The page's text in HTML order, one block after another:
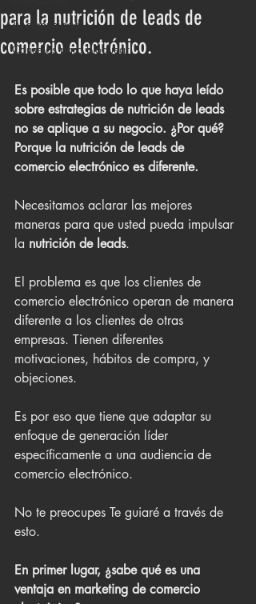
Tu comunidad
Consejos para bloguear
para la nutrición de leads de
comercio electrónico.
Es posible que todo lo que haya leído
sobre estrategias de nutrición de leads
no se aplique a su negocio. ¿Por qué?
Porque la nutrición de leads de
comercio electrónico es diferente.
Necesitamos aclarar las mejores
maneras para que usted pueda impulsar
la nutrición de leads.
El problema es que los clientes de
comercio electrónico operan de manera
diferente a los clientes de otras
empresas. Tienen diferentes
motivaciones, hábitos de compra, y
objeciones.
Es por eso que tiene que adaptar su
enfoque de generación líder
específicamente a una audiencia de
comercio electrónico.
No te preocupes Te guiaré a través de
esto.
En primer lugar, ¿sabe qué es una
ventaja en marketing de comercio